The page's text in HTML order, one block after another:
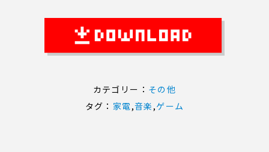
カテゴリー： その他
タグ： 家電,音楽 ,ゲーム